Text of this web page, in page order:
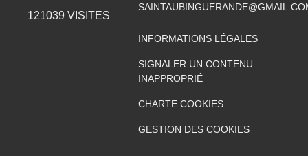
121039 VISITES
INFORMATIONS LÉGALES
SIGNALER UN CONTENU
INAPPROPRIÉ
CHARTE COOKIES
GESTION DES COOKIES